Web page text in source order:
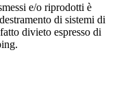
e/o riprodotti è
di sistemi di
divieto espresso di